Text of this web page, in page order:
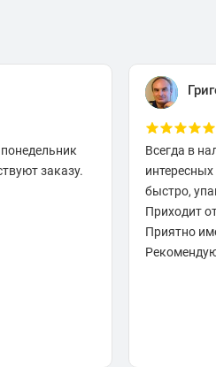
заказу.
Всегда в
быстро,
Приходит
Приятно